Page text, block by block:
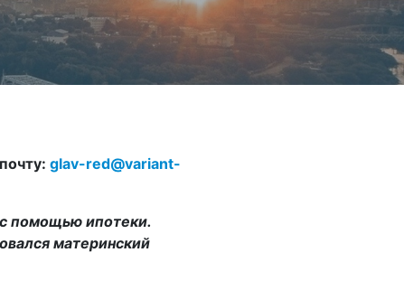
glav-red@variant-
помощью ипотеки.
материнский